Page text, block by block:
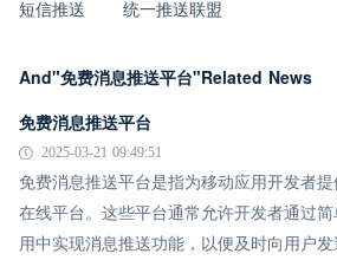
短信推送 统一推送联盟
And"免费消息推送平台"Related News
免费消息推送平台
2025-03-21 09:49:51
免费消息推送平台是指为移动应用开发者
在线平台。这些平台通常允许开发者通过
用中实现消息推送功能，以便及时向用户